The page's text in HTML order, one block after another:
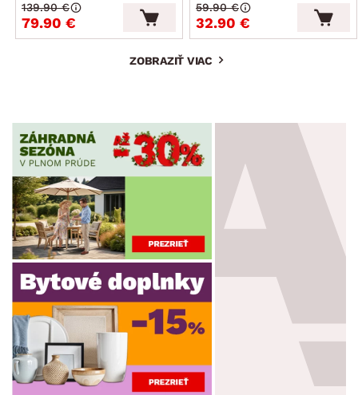
79.90 €
139.90 €
32.90 €
59.90 €
ZOBRAZIŤ VIAC